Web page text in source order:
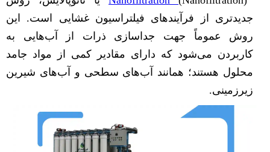
جدیدتری از فرآیندهای فیلتراسیون غشایی است. این
روش عموماً جهت جداسازی ذرات از آب‌هایی به
کاربردن می‌شود که دارای مقادیر کمی از مواد جامد
محلول هستند؛ همانند آب‌های سطحی و آب‌های شیرین
زیرزمینی.